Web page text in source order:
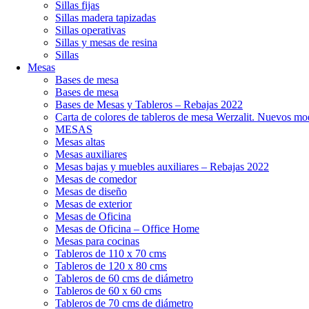
Sillas fijas
Sillas madera tapizadas
Sillas operativas
Sillas y mesas de resina
Sillas
Mesas
Bases de mesa
Bases de mesa
Bases de Mesas y Tableros – Rebajas 2022
Carta de colores de tableros de mesa Werzalit. Nuevos
MESAS
Mesas altas
Mesas auxiliares
Mesas bajas y muebles auxiliares – Rebajas 2022
Mesas de comedor
Mesas de diseño
Mesas de exterior
Mesas de Oficina
Mesas de Oficina – Office Home
Mesas para cocinas
Tableros de 110 x 70 cms
Tableros de 120 x 80 cms
Tableros de 60 cms de diámetro
Tableros de 60 x 60 cms
Tableros de 70 cms de diámetro